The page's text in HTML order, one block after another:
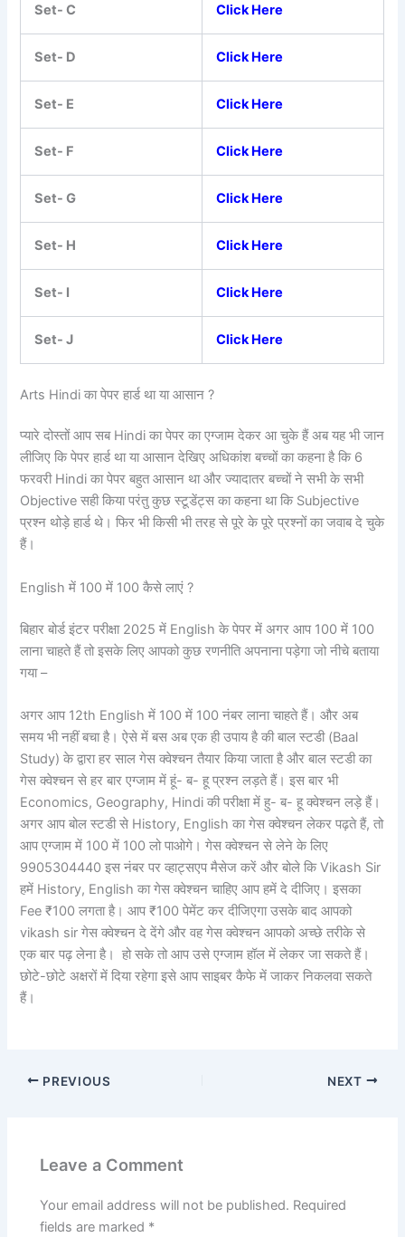
Set- C Click Here
Set- D Click Here
Set- E Click Here
Set- F Click Here
Set- G Click Here
Set- H Click Here
Set- I Click Here
Set- J Click Here
Arts Hindi का पेपर हार्ड था या आसान ?
प्यारे दोस्तों आप सब Hindi का पेपर का एग्जाम देकर आ चुके हैं अब यह भी जान
लीजिए कि पेपर हार्ड था या आसान देखिए अधिकांश बच्चों का कहना है कि 6
फरवरी Hindi का पेपर बहुत आसान था और ज्यादातर बच्चों ने सभी के सभी
Objective सही किया परंतु कुछ स्टूडेंट्स का कहना था कि Subjective
प्रश्न थोड़े हार्ड थे। फिर भी किसी भी तरह से पूरे के पूरे प्रश्नों का जवाब दे चुके
हैं।
English में 100 में 100 कैसे लाएं ?
बिहार बोर्ड इंटर परीक्षा 2025 में English के पेपर में अगर आप 100 में 100
लाना चाहते हैं तो इसके लिए आपको कुछ रणनीति अपनाना पड़ेगा जो नीचे बताया
गया –
अगर आप 12th English में 100 में 100 नंबर लाना चाहते हैं। और अब
समय भी नहीं बचा है। ऐसे में बस अब एक ही उपाय है की बाल स्टडी (Baal
Study) के द्वारा हर साल गेस क्वेश्चन तैयार किया जाता है और बाल स्टडी का
गेस क्वेश्चन से हर बार एग्जाम में हूं- ब- हू प्रश्न लड़ते हैं। इस बार भी
Economics, Geography, Hindi की परीक्षा में हु- ब- हू क्वेश्चन लड़े हैं।
अगर आप बोल स्टडी से History, English का गेस क्वेश्चन लेकर पढ़ते हैं, तो
आप एग्जाम में 100 में 100 लो पाओगे। गेस क्वेश्चन से लेने के लिए
9905304440 इस नंबर पर व्हाट्सएप मैसेज करें और बोले कि Vikash Sir
हमें History, English का गेस क्वेश्चन चाहिए आप हमें दे दीजिए। इसका
Fee ₹100 लगता है। आप ₹100 पेमेंट कर दीजिएगा उसके बाद आपको
vikash sir गेस क्वेश्चन दे देंगे और वह गेस क्वेश्चन आपको अच्छे तरीके से
एक बार पढ़ लेना है। हो सके तो आप उसे एग्जाम हॉल में लेकर जा सकते हैं।
छोटे-छोटे अक्षरों में दिया रहेगा इसे आप साइबर कैफे में जाकर निकलवा सकते
हैं।
PREVIOUS NEXT
Leave a Comment
Your email address will not be published. Required
fields are marked *